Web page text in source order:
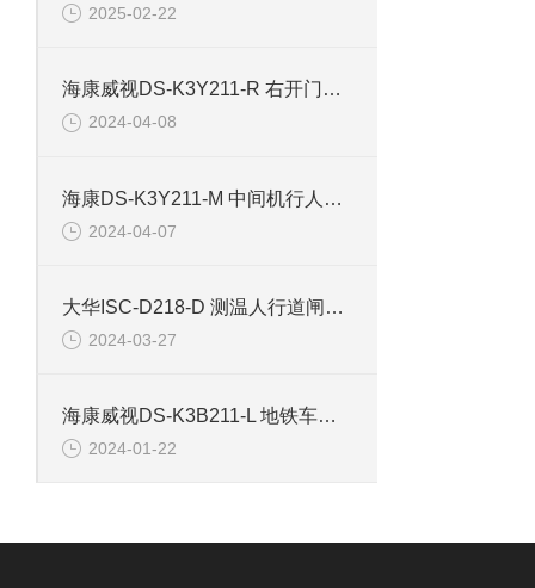
2025-02-22
海康威视DS-K3Y211-R 右开门小区行人出入道闸
2024-04-08
海康DS-K3Y211-M 中间机行人出入道闸
2024-04-07
大华ISC-D218-D 测温人行道闸安检门
2024-03-27
海康威视DS-K3B211-L 地铁车站道闸左边机
2024-01-22